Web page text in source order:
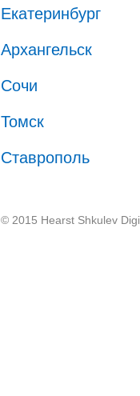
Екатеринбург
Архангельск
Сочи
Томск
Ставрополь
© 2015 Hearst Shkulev